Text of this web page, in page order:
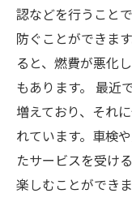
認などを行うこと
防ぐことができま
ると、燃費が悪化
もあります。 最近
増えており、それ
れています。車検
たサービスを受け
楽しむことができ